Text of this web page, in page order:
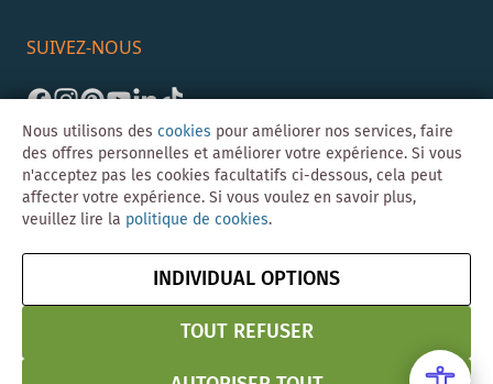
SUIVEZ-NOUS
Magento-Agentur Y1 Digital AG
& Sécurité
Résilier le contrat
Nous utilisons des cookies pour améliorer nos services, faire
des offres personnelles et améliorer votre expérience. Si vous
n'acceptez pas les cookies facultatifs ci-dessous, cela peut
affecter votre expérience. Si vous voulez en savoir plus,
veuillez lire la politique de cookies.
INDIVIDUAL OPTIONS
TOUT REFUSER